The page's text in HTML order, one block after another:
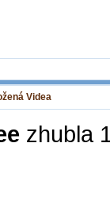
Videa
zhubla